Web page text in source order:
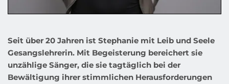
Seit über 20 Jahren ist Stephanie mit Leib und Seele
Gesangslehrerin. Mit Begeisterung bereichert sie
unzählige Sänger, die sie tagtäglich bei der
Bewältigung ihrer stimmlichen Herausforderungen